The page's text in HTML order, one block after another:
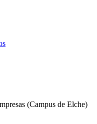
(Campus de Elche)